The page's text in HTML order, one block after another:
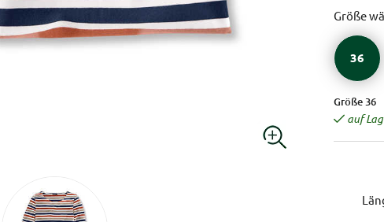
Größe
36
Größe 36
auf